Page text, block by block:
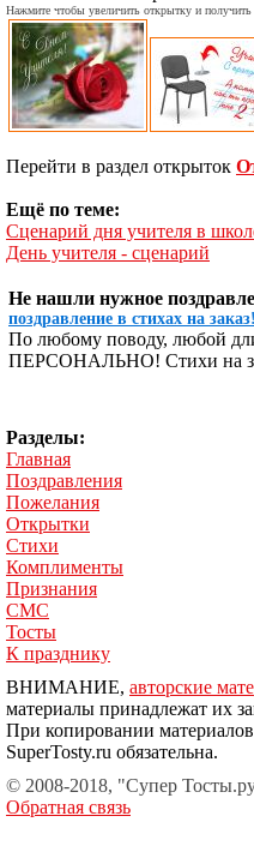
Нажмите чтобы увеличить открытку и получить
Перейти в раздел открыток
Ещё по теме:
Сценарий дня учителя в
День учителя - сценарий
Не нашли нужное
поздравление в стихах на заказ!
По любому поводу, любой
ПЕРСОНАЛЬНО! Стихи на
Разделы:
Главная
Поздравления
Пожелания
Открытки
Стихи
Комплименты
Признания
СМС
Тосты
К празднику
ВНИМАНИЕ, авторские
материалы принадлежат их
При копировании
SuperTosty.ru обязательна.
© 2008-2018, "Супер
Обратная связь